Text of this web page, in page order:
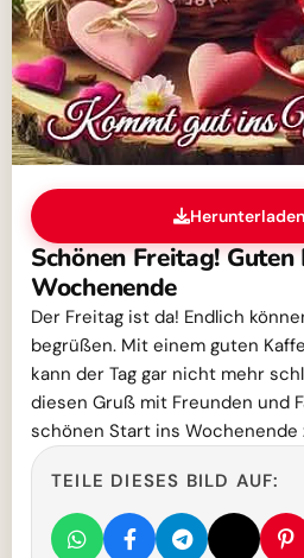
Herunterladen
Schönen Freitag!
Wochenende
Der Freitag ist da! Endlich
begrüßen. Mit einem guten
kann der Tag gar nicht mehr
diesen Gruß mit Freunden und
schönen Start ins Wochenende
TEILE DIESES BILD AUF: